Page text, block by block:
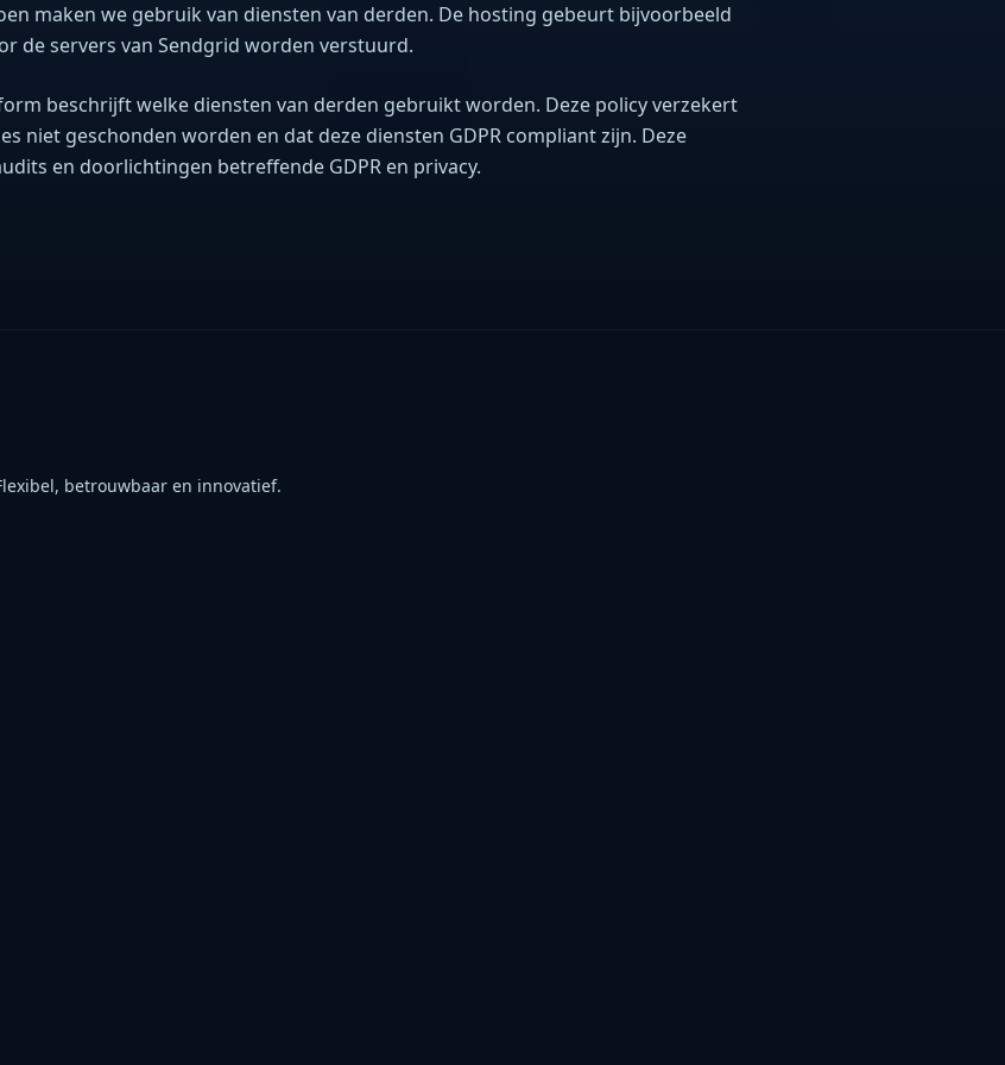
maken we gebruik van diensten van derden. De hosting gebeurt bijvoorbeeld
de servers van Sendgrid worden verstuurd.
beschrijft welke diensten van derden gebruikt worden. Deze policy verzekert
niet geschonden worden en dat deze diensten GDPR compliant zijn. Deze
en doorlichtingen betreffende GDPR en privacy.
betrouwbaar en innovatief.